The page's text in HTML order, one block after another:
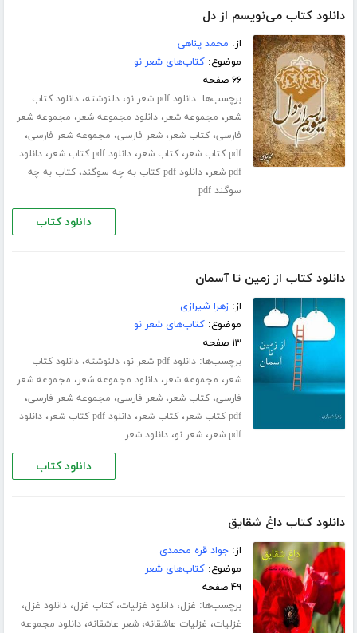
دانلود کتاب می‌نویسم از دل
از: محمد پناهی
موضوع:کتاب‌های شعر نو
۶۶ صفحه
برچسب‌ها:دانلود pdf شعر نو ،دلنوشته،دانلود کتاب
شعر، مجموعه شعر،دانلود مجموعه شعر، مجموعه شعر
فارسی،کتاب شعر،شعر فارسی، مجموعه شعر فارسی،
pdf کتاب شعر ،کتاب شعر،دانلود pdf کتاب شعر ،دانلود
pdf شعر
،دانلود pdf کتاب به چه سوگند ،کتاب به چه
سوگند pdf
دانلود کتاب
دانلود کتاب از زمین تا آسمان
از:زهرا شیرازی
موضوع:کتاب‌های شعر نو
۱۳ صفحه
برچسب‌ها:دانلود pdf شعر نو ،دلنوشته،دانلود کتاب
شعر، مجموعه شعر،دانلود مجموعه شعر، مجموعه شعر
فارسی،کتاب شعر،شعر فارسی، مجموعه شعر فارسی،
pdf کتاب شعر ،کتاب شعر،دانلود pdf کتاب شعر ،دانلود
pdf شعر
،شعر نو،دانلود شعر
دانلود کتاب
دانلود کتاب داغ شقایق
از:جواد قره محمدی
موضوع:کتاب‌های شعر
۴۹ صفحه
برچسب‌ها: غزل،دانلود غزلیات،کتاب غزل،دانلود غزل،
غزلیات، غزلیات عاشقانه،شعر عاشقانه،دانلود مجموعه